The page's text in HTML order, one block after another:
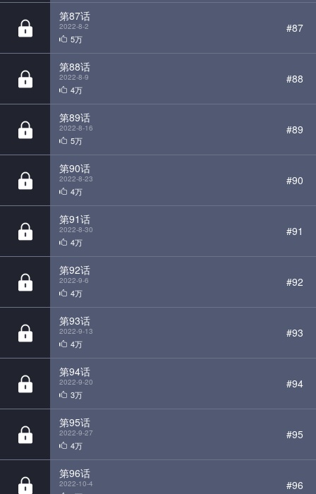
第88话
2022-8-9
4万
#88
第89话
2022-8-16
5万
#89
第90话
2022-8-23
4万
#90
第91话
2022-8-30
4万
#91
第92话
2022-9-6
4万
#92
第93话
2022-9-13
4万
#93
第94话
2022-9-20
3万
#94
第95话
2022-9-27
4万
#95
第96话
2022-10-4
4万
#96
第97话
2022-10-11 #97